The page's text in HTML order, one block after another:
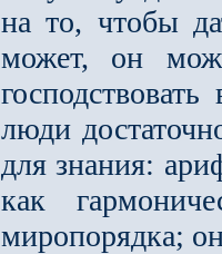
на то, чтобы
может, он
люди
для знания:
как
миропорядка;